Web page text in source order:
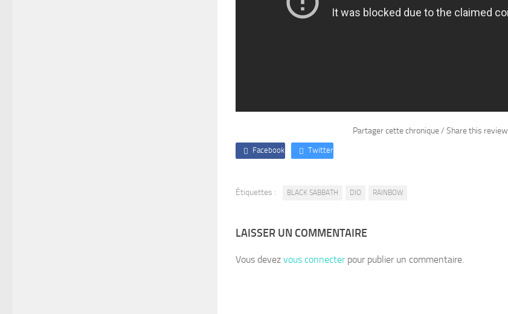
Partager cette chronique / Share this review
Facebook Twitter
Étiquettes : BLACK SABBATH DIO RAINBOW
LAISSER UN COMMENTAIRE
Vous devez vous connecterpour publier un commentaire.